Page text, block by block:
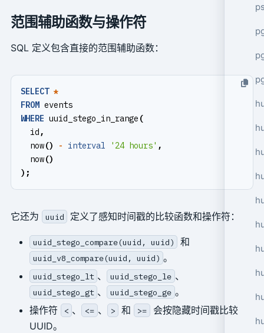
范围辅助函数与操作符
SQL 定义包含直接的范围辅助函数：
SELECT *
FROM events
WHERE uuid_stego_in_range (
id,
now() - interval '24 hours' ,
now()
);
它还为 uuid 定义了感知时间戳的比较函数和操作符：
uuid_stego_compare(uuid, uuid) 和
uuid_v8_compare(uuid, uuid) 。
uuid_stego_lt 、 uuid_stego_le 、
uuid_stego_gt 、 uuid_stego_ge 。
操作符
< 、 <= 、 > 和 >=
会按隐藏时间戳比较
UUID。